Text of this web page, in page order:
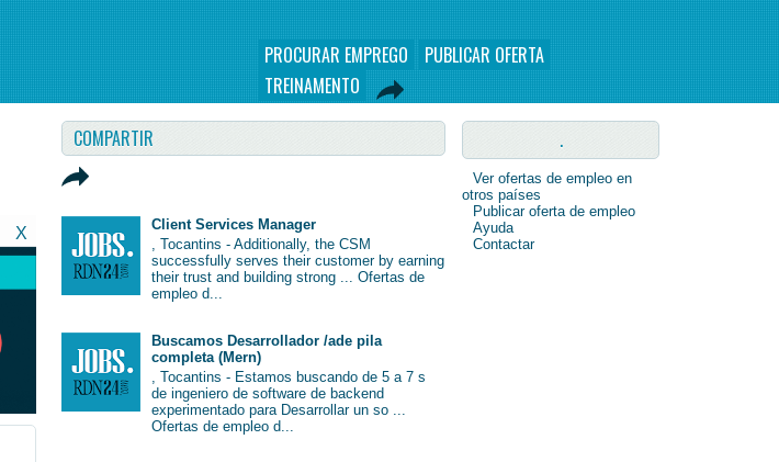
PROCURAR EMPREGO
PUBLICAR OFERTA
TREINAMENTO
X
COMPARTIR
Client Services Manager
, Tocantins - Additionally, the CSM
successfully serves their customer by earning
their trust and building strong ... Ofertas de
empleo d...
Buscamos Desarrollador /ade pila
completa (Mern)
, Tocantins - Estamos buscando de 5 a 7 s
de ingeniero de software de backend
experimentado para Desarrollar un so ...
Ofertas de empleo d...
.
Ver ofertas de empleo en
otros países
Publicar oferta de empleo
Ayuda
Contactar